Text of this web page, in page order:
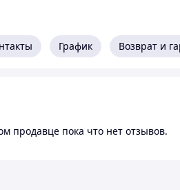
График Возврат и
продавце пока что нет отзывов.